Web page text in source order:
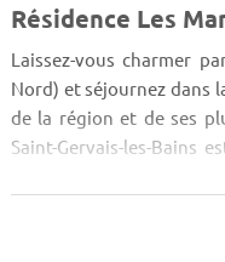
Résidence Les
Laissez-vous charmer
Nord) et séjournez dans
de la région et de ses
Saint-Gervais-les-Bains
l'esprit en allant voir